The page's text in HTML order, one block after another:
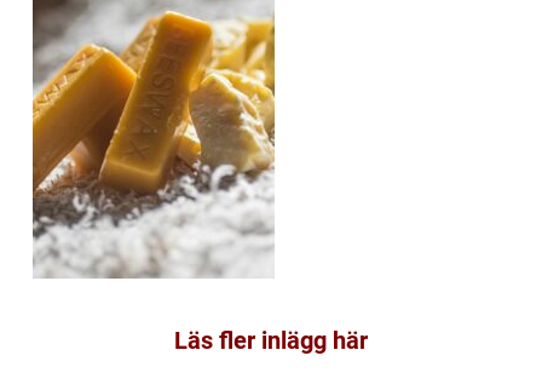
Läs fler inlägg här